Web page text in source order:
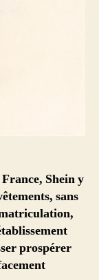
Shein y
sans
prospérer